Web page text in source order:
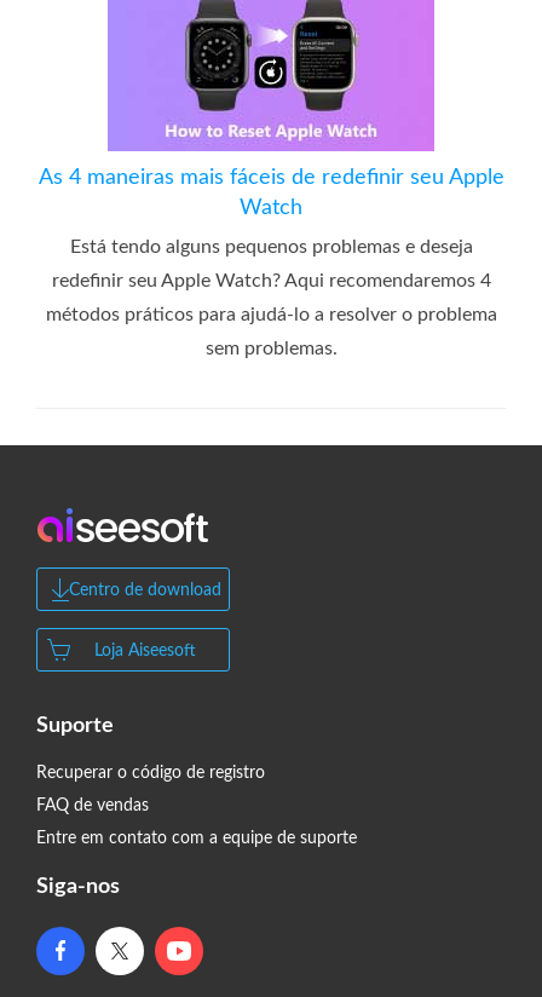
As 4 maneiras mais fáceis de redefinir seu Apple
Watch
Está tendo alguns pequenos problemas e deseja
redefinir seu Apple Watch? Aqui recomendaremos 4
métodos práticos para ajudá-lo a resolver o problema
sem problemas.
Centro de download
Loja Aiseesoft
Suporte
Recuperar o código de registro
FAQ de vendas
Entre em contato com a equipe de suporte
Siga-nos